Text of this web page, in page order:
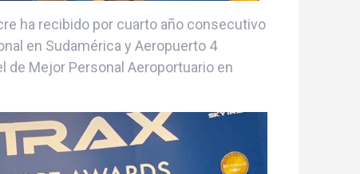
ha recibido por cuarto año consecutivo
en Sudamérica y Aeropuerto 4
de Mejor Personal Aeroportuario en